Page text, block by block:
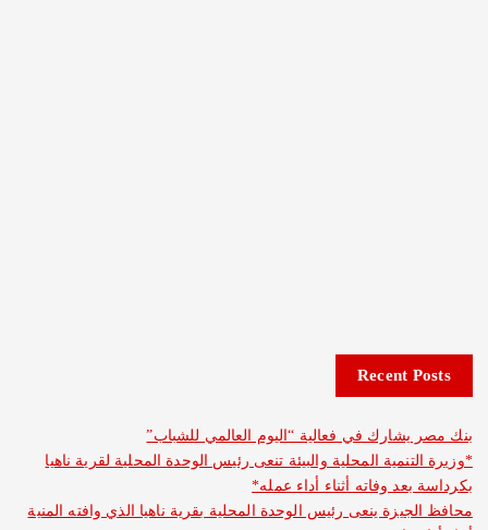
Recent
في فعالية “اليوم العالمي للشباب”
المحلية والبيئة تنعى رئيس الوحدة المحلية لقرية ناهيا
وفاته أثناء أداء عمله*
ينعى رئيس الوحدة المحلية بقرية ناهيا الذي وافته المنية